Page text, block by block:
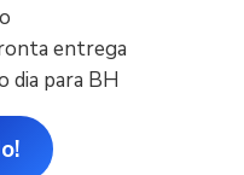
entrega
dia para BH